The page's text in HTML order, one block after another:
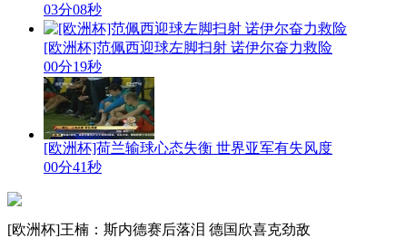
03分08秒
[欧洲杯]范佩西迎球左脚扫射 诺伊尔奋力救险
00分19秒
[欧洲杯]荷兰输球心态失衡 世界亚军有失风度
00分41秒
[欧洲杯]王楠：斯内德赛后落泪 德国欣喜克劲敌